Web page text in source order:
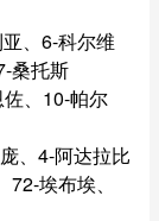
、6-科尔维
桑托斯
佐、10-帕尔
、4-阿达拉比
埃布埃、